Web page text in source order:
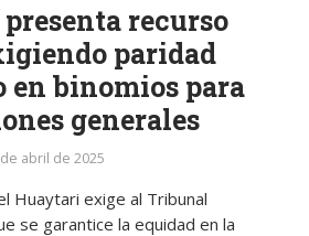
recurso
paridad
en binomios para
generales
abril de 2025
Huaytari exige al Tribunal
se garantice la equidad en la